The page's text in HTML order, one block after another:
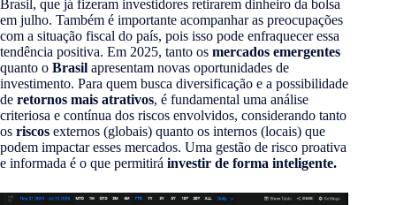
Brasil, que já fizeram investidores retirarem dinheiro da bolsa
em julho. Também é importante acompanhar as preocupações
com a situação fiscal do país, pois isso pode enfraquecer essa
tendência positiva. Em 2025, tanto os mercados emergentes
quanto o Brasil apresentam novas oportunidades de
investimento. Para quem busca diversificação e a possibilidade
de retornos mais atrativos, é fundamental uma análise
criteriosa e contínua dos riscos envolvidos, considerando tanto
os riscos externos (globais) quanto os internos (locais) que
podem impactar esses mercados. Uma gestão de risco proativa
e informada é o que permitirá investir de forma inteligente.